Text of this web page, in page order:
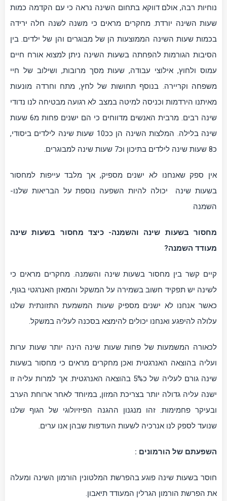
נוחיות רבה, אולם דווקא בתחום השינה נראה כי עם הקדמה כמות
שעות השינה יורדת. מחקרים מראים כי משנה לשנה חלה ירידה
בכמות שעות השינה הממוצעות הן של מבוגרים והן של ילדים. בין
הסיבות הגורמות להפחתה בשעות השינה ניתן למצוא אורח חיים
עמוס ולחוץ, אילוצי עבודה, שעות מסך מרובות, ושילוב של חיי
משפחה וקריירה. בנוסף תחושות של לחץ, מתח וחרדה מונעות
מאיתנו הירדמות וכניסה למיטה במצב לא רגועה מבטיחה לנו נדודי
שינה רבים. מרבית האנשים מדווחים כי הם ישנים פחות מ6 שעות
שינה בלילה. המלצות השינה הן ככ10 שעות שינה לילדים ביסודי,
כ8 שעות שינה לילדים בתיכון וכ7 שעות שינה למבוגרים.
אין ספק שאנחנו לא ישנים מספיק, אך מלבד עייפות למחסור
בשעות שינה יכולה להיות השפעה נוספת על הבריאות שלנו-
השמנה
מחסור בשעות שינה והשמנה- כיצד מחסור בשעות שינה
מעודד השמנה?
קיים קשר בין מחסור בשעות שינה והשמנה. מחקרים מראים כי
לשינה יש תפקיד חשוב בשמירה על המשקל והמאזן האנרגטי בגוף,
כאשר אנחנו לא ישנים מספיק שעות המשמעת התזונתית שלנו
עלולה להיפגע ואנחנו יכולים להימצא בסכנה לעליה במשקל.
לכאורה המשמעות של פחות שעות שינה הינה יותר שעות ערות
ועליה בהוצאה האנרגטית ואכן מחקרים מראים כי מחסור בשעות
שינה גורם לעליה של כ5% בהוצאה האנרגטית. אך למרות עליה זו
ישנה עליה גדולה יותר בצריכת המזון, במיוחד לאחר ארוחת הערב
ובעיקר פחמימות. זהו מנגנון ההגנה הפיזיולוגי של הגוף שלנו
שנועד לספק לנו אנרכיה לשעות העודפות שבהן אנו ערים.
השפעתם של הורמונים :
חוסר בשעות שינה פוגע בהפרשת המלטונין הורמון השינה ומעלה
את הפרשת הורמון הגרלין המעודד תיאבון.